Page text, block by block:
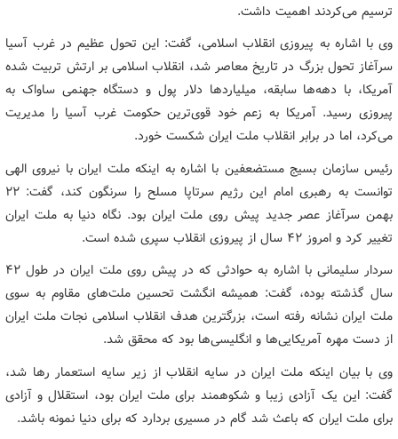
ترسیم می‌کردند اهمیت داشت.
وی با اشاره به پیروزی انقلاب اسلامی،‌ گفت: این تحول عظیم در غرب آسیا
سرآغاز تحول بزرگ در تاریخ معاصر شد، انقلاب اسلامی بر ارتش تربیت شده
آمریکا، با دهه‌ها سابقه، میلیاردها دلار پول و دستگاه جهنمی ساواک به
پیروزی رسید. آمریکا به زعم خود قوی‌ترین حکومت غرب آسیا را مدیریت
می‌کرد، اما در برابر انقلاب ملت ایران شکست خورد.
رئیس سازمان بسیج مستضعفین با اشاره به اینکه ملت ایران با نیروی الهی
توانست به رهبری امام این رژیم سرتاپا مسلح را سرنگون کند، گفت: ۲۲
بهمن سرآغاز عصر جدید پیش روی ملت ایران بود. نگاه دنیا به ملت ایران
تغییر کرد و امروز ۴۲ سال از پیروزی انقلاب سپری شده است.
سردار سلیمانی با اشاره به حوادثی که در پیش روی ملت ایران در طول ۴۲
سال گذشته بوده، گفت: همیشه انگشت تحسین ملت‌های مقاوم به سوی
ملت ایران نشانه رفته است، بزرگترین هدف انقلاب اسلامی نجات ملت ایران
از دست مهره آمریکایی‌ها و انگلیسی‌ها بود که محقق شد.
وی با بیان اینکه ملت ایران در سایه انقلاب از زیر سایه استعمار رها شد،
گفت: این یک آزادی زیبا و شکوهمند برای ملت ایران بود، استقلال و آزادی
برای ملت ایران که باعث شد گام در مسیری بردارد که برای دنیا نمونه باشد.